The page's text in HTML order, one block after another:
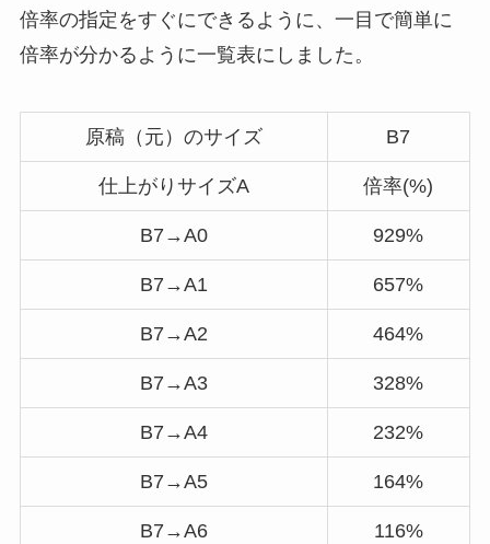
倍率の指定をすぐにできるように、一目で簡単に
倍率が分かるように一覧表にしました。
原稿（元）のサイズ B7
仕上がりサイズA 倍率(%)
B7→A0 929%
B7→A1 657%
B7→A2 464%
B7→A3 328%
B7→A4 232%
B7→A5 164%
B7→A6 116%